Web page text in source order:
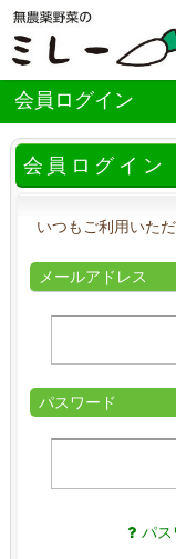
会員ログイン
会員ログイン
いつもご利用いた
メールアドレス
パスワード
パス